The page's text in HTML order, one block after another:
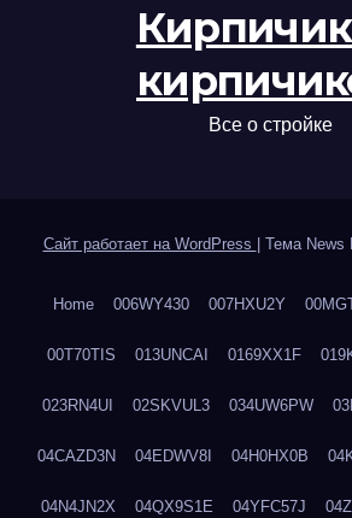
Кирпичик
Все о стройке
Сайт работает на WordPress Тема News
Home 006WY430 007HXU2Y
00T70TIS 013UNCAI 0169XX1F
023RN4UI 02SKVUL3 034UW6PW
04CAZD3N 04EDWV8I 04H0HX0B
04N4JN2X 04QX9S1E 04YFC57J